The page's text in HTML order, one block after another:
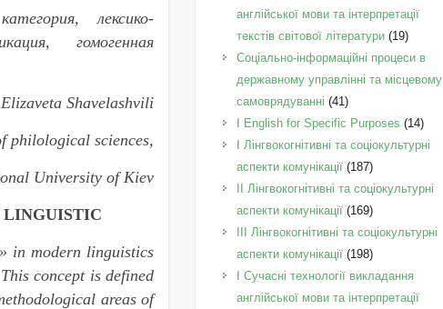
лексико-
гомогенная
Elizaveta Shavelashvili
philological sciences,
University of Kiev
LINGUISTIC
in modern linguistics
concept is defined
areas of
англійської мови та інтерпретації
текстів світової літератури(19)
Соціально-інформаційні процеси в
державному управлінні та місцевому
самоврядуванні (41)
І English for Specific Purposes (14)
I Лінгвокогнітивні та соціокультурні
аспекти комунікації(187)
IІ Лінгвокогнітивні та соціокультурні
аспекти комунікації(169)
IІI Лінгвокогнітивні та соціокультурні
аспекти комунікації(198)
I Cучасні технології викладання
англійської мови та інтерпретації